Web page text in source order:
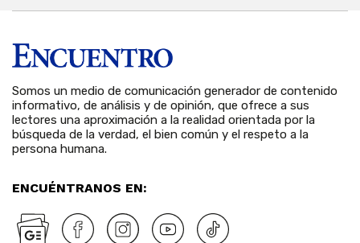
Somos un medio de comunicación generador de contenido
informativo, de análisis y de opinión, que ofrece a sus
lectores una aproximación a la realidad orientada por la
búsqueda de la verdad, el bien común y el respeto a la
persona humana.
ENCUÉNTRANOS EN: